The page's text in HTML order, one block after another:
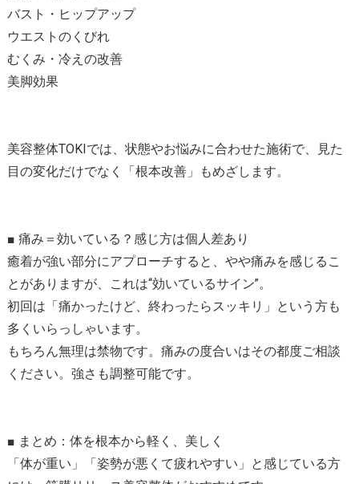
バスト・ヒップアップ
ウエストのくびれ
むくみ・冷えの改善
美脚効果
美容整体TOKIでは、状態やお悩みに合わせた施術で、見た
目の変化だけでなく「根本改善」もめざします。
■ 痛み＝効いている？感じ方は個人差あり
癒着が強い部分にアプローチすると、やや痛みを感じるこ
とがありますが、これは“効いているサイン”。
初回は「痛かったけど、終わったらスッキリ」という方も
多くいらっしゃいます。
もちろん無理は禁物です。痛みの度合いはその都度ご相談
ください。強さも調整可能です。
■ まとめ：体を根本から軽く、美しく
「体が重い」「姿勢が悪くて疲れやすい」と感じている方